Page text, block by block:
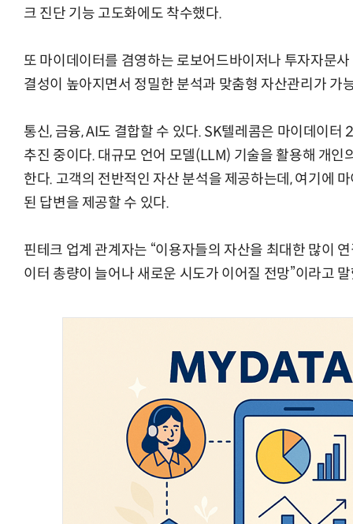
크 진단 기능 고도화에도 착수했다.
또 마이데이터를 겸영하는 로보어드바이저나 투자자문
결성이 높아지면서 정밀한 분석과 맞춤형 자산관리가 가
통신, 금융, AI도 결합할 수 있다. SK텔레콤은 마이데이터
추진 중이다. 대규모 언어 모델(LLM) 기술을 활용해 개인
한다. 고객의 전반적인 자산 분석을 제공하는데, 여기에
된 답변을 제공할 수 있다.
핀테크 업계 관계자는 “이용자들의 자산을 최대한 많이
이터 총량이 늘어나 새로운 시도가 이어질 전망”이라고 “계속 쫓아왔다”…도망치